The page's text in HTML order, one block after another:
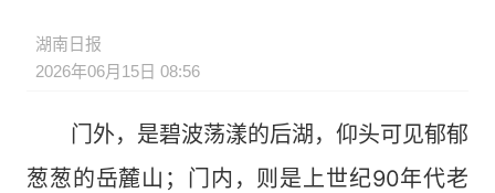
湖南日报
2026年06月15日 08:56
门外，是碧波荡漾的后湖，仰头可见郁郁
葱葱的岳麓山；门内，则是上世纪90年代老